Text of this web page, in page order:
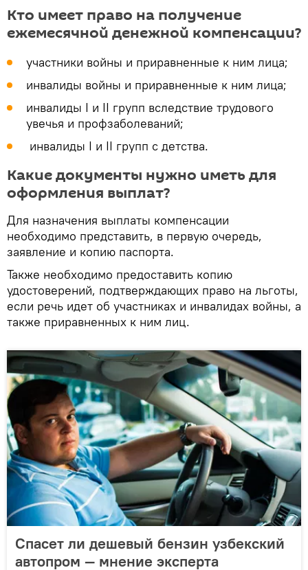
Кто имеет право на получение
ежемесячной денежной компенсации?
участники войны и приравненные к ним лица;
инвалиды войны и приравненные к ним лица;
инвалиды I и II групп вследствие трудового
увечья и профзаболеваний;
инвалиды I и II групп с детства.
Какие документы нужно иметь для
оформления выплат?
Для назначения выплаты компенсации
необходимо представить, в первую очередь,
заявление и копию паспорта.
Также необходимо предоставить копию
удостоверений, подтверждающих право на льготы,
если речь идет об участниках и инвалидах войны, а
также приравненных к ним лиц.
Спасет ли дешевый бензин узбекский
автопром — мнение эксперта